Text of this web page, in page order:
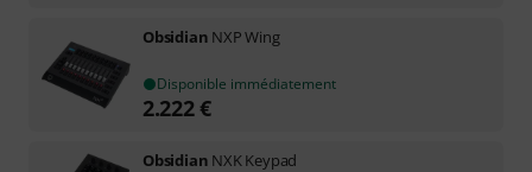
Obsidian NXP Wing
Disponible immédiatement
2.222€
Obsidian NXK Keypad